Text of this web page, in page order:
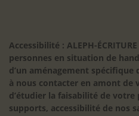
Accessibilité : ALEPH-
personnes en situation de
d’un aménagement spécifique
à nous contacter en amont de
d’étudier la faisabilité de
supports, accessibilité de nos